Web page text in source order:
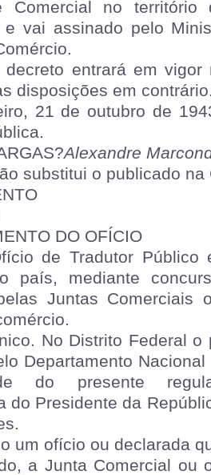
Comercial no
e vai assinado pelo
decreto entrará em
disposições em
21 de outubro de
Alexandre
substitui o publicado na
DO OFÍCIO
de Tradutor Público
país, mediante
Juntas Comerciais
No Distrito Federal
Departamento
do presente
do Presidente da
um ofício ou declarada
a Junta Comercial ou